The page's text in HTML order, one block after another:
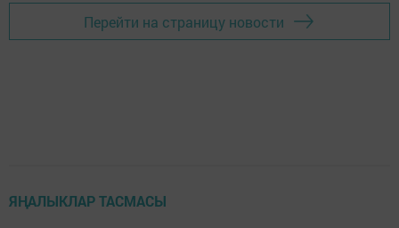
Перейти на страницу новости
ЯҢАЛЫКЛАР ТАСМАСЫ